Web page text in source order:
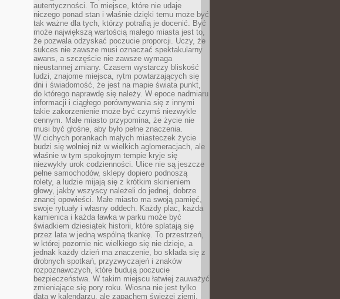
autentyczności. To miejsce, które nie udaje
niczego ponad stan i właśnie dzięki temu może być
tak ważne dla tych, którzy potrafią je docenić. Być
może największą wartością małego miasta jest to,
że pozwala odzyskać poczucie proporcji. Uczy, że
sukces nie zawsze musi oznaczać spektakularny
awans, a szczęście nie zawsze wymaga
nieustannej zmiany. Czasem wystarczy bliskość
ludzi, znajome miejsca, rytm powtarzających się
dni i świadomość, że jest na mapie świata punkt,
do którego naprawdę się należy. W epoce nadmiaru
informacji i ciągłego porównywania się z innymi
takie zakorzenienie może być czymś niezwykle
cennym. Małe miasto przypomina, że życie nie
musi być głośne, aby było pełne znaczenia.
W cichych porankach małych miasteczek życie
budzi się wolniej niż w wielkich aglomeracjach, ale
właśnie w tym spokojnym tempie kryje się
niezwykły urok codzienności. Ulice nie są jeszcze
pełne samochodów, sklepy dopiero podnoszą
rolety, a ludzie mijają się z krótkim skinieniem
głowy, jakby wszyscy należeli do jednej, dobrze
znanej opowieści. Małe miasto ma swoją pamięć,
swoje rytuały i własny oddech. Każdy plac, każda
kamienica i każda ławka w parku może być
świadkiem dziesiątek historii, które splatają się
przez lata w jedną wspólną tkankę. To przestrzeń,
w której pozornie nic wielkiego się nie dzieje, a
jednak każdy dzień ma znaczenie, bo składa się z
drobnych spotkań, przyzwyczajeń i znaków
rozpoznawczych, które budują poczucie
bezpieczeństwa. W takim miejscu łatwiej zauważyć
zmieniające się pory roku. Wiosna nie jest tylko
datą w kalendarzu, ale zapachem świeżej ziemi,